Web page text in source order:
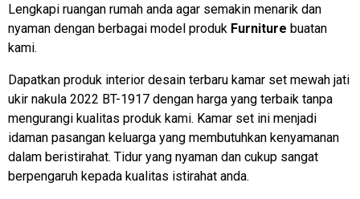
Lengkapi ruangan rumah anda agar semakin menarik dan
nyaman dengan berbagai model produk Furniture buatan
kami.
Dapatkan produk interior desain terbaru kamar set mewah jati
ukir nakula 2022 BT-1917 dengan harga yang terbaik tanpa
mengurangi kualitas produk kami. Kamar set ini menjadi
idaman pasangan keluarga yang membutuhkan kenyamanan
dalam beristirahat. Tidur yang nyaman dan cukup sangat
berpengaruh kepada kualitas istirahat anda.